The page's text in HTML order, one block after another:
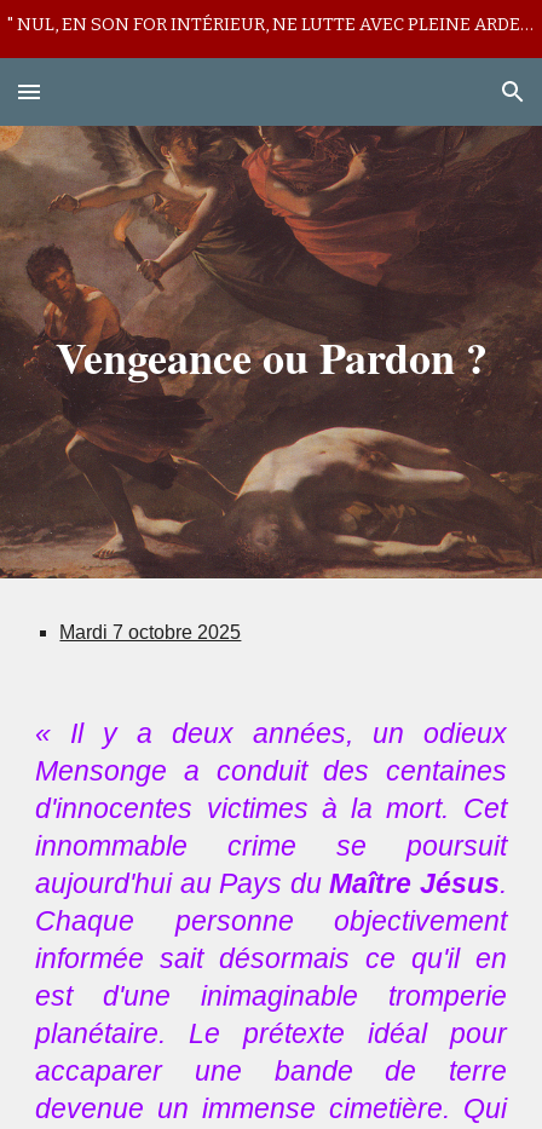
" NUL, EN SON FOR INTÉRIEUR, NE LUTTE AVEC PLEINE ARDEUR CONTRE SON LICITE MUR DE DÉFIANCE ! "
Vengeance ou Pardon ?
Mardi 7 octobre 2025
« Il y a deux années, un odieux
Mensonge a conduit des centaines
d'innocentes victimes à la mort. Cet
innommable crime se poursuit
aujourd'hui au Pays duMaître Jésus.
Chaque personne objectivement
informée sait désormais ce qu'il en
est d'une inimaginable tromperie
planétaire. Le prétexte idéal pour
accaparer une bande de terre
devenue un immense cimetière. Qui